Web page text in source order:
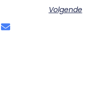
Volgende